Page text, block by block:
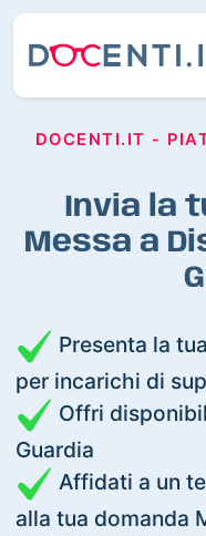
DOCENTI.IT -
Invia la
Messa a
Presenta la
per incarichi di
Offri
Guardia
Affidati a un
alla tua domanda